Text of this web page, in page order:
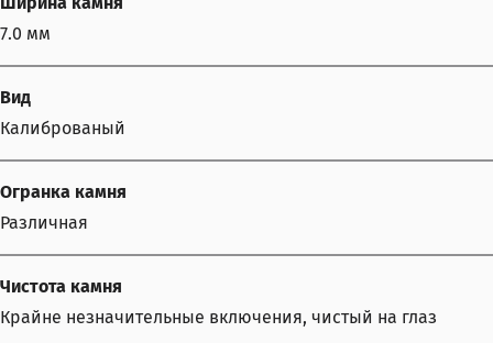
7.0 мм
Вид
Калиброваный
Огранка камня
Различная
Чистота камня
Крайне незначительные включения, чистый на глаз